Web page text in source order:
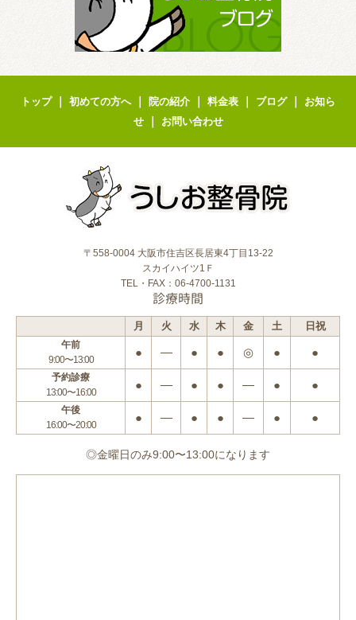
トップ｜ 初めての方へ｜ 院の紹介 ｜ 料金表 ｜ ブログ｜ お知ら
せ｜ お問い合わせ
〒558-0004 大阪市住吉区長居東4丁目13-22
スカイハイツ1Ｆ
TEL・FAX：06-4700-1131
診療時間
月 火 水 木 金 土 日祝
午前
9:00〜13:00
● ― ● ● ◎ ● ●
予約診療
13:00〜16:00
● ― ● ● ― ● ●
午後
16:00〜20:00
● ― ● ● ― ● ●
◎金曜日のみ9:00〜13:00になります